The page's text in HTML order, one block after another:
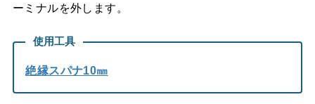
ーミナルを外します。
使用工具
絶縁スパナ10㎜